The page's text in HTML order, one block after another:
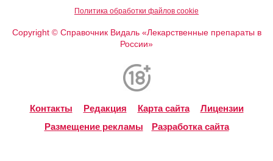
Политика обработки файлов cookie
Copyright ©Справочник Видаль «Лекарственные препараты в
России»
Контакты Редакция Карта сайта
Лицензии
Размещение рекламы
Разработка сайта